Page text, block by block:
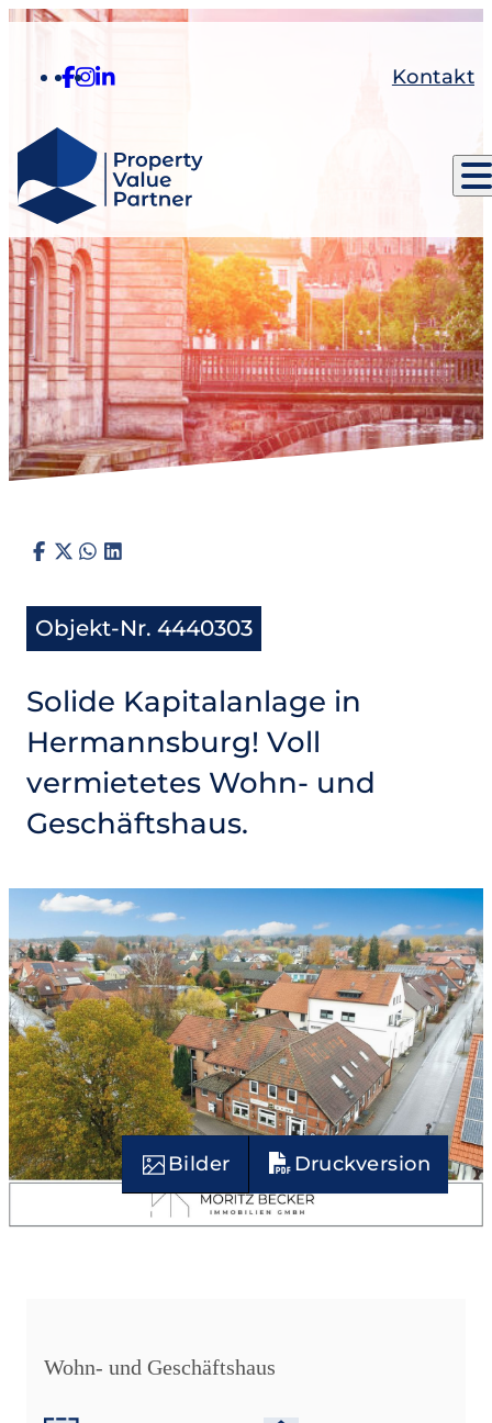
Kontakt
Objekt-Nr. 4440303
Solide Kapitalanlage in
Hermannsburg! Voll
vermietetes Wohn- und
Geschäftshaus.
Bilder Druckversion
Wohn- und Geschäftshaus